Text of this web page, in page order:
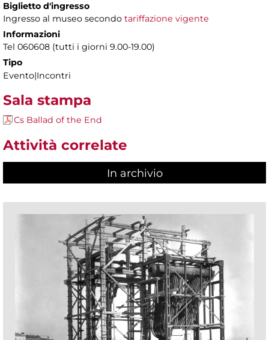
Biglietto d'ingresso
Ingresso al museo secondo tariffazione vigente
Informazioni
Tel 060608 (tutti i giorni 9.00-19.00)
Tipo
Evento|Incontri
Sala stampa
Cs Ballad of the End
Attività correlate
In archivio